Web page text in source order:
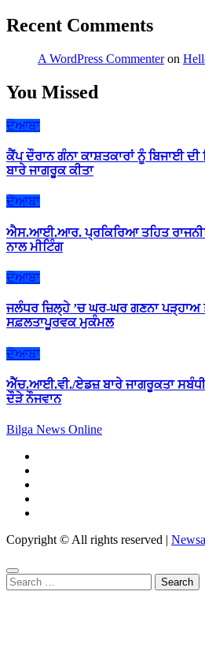
Recent Comments
A WordPress Commenteron
You Missed
ਦੋਆਬਾ
ਕੈਂਪ ਦੌਰਾਨ ਗੰਨਾ ਕਾਸ਼ਤਕਾਰਾਂ ਨੂੰ ਬਿਜਾਈ
ਬਾਰੇ ਜਾਗਰੂਕ ਕੀਤਾ
ਦੋਆਬਾ
ਐਸ.ਆਈ.ਆਰ. ਪ੍ਰਕਿਰਿਆ ਤਹਿਤ
ਨਾਲ ਮੀਟਿੰਗ
ਦੋਆਬਾ
ਜਲੰਧਰ ਜ਼ਿਲ੍ਹੇ ’ਚ ਘਰ-ਘਰ ਗਣਨਾ ਪੜ੍ਹਾਅ
ਸਫ਼ਲਤਾਪੂਰਵਕ ਮੁਕੰਮਲ
ਦੋਆਬਾ
ਐੱਚ.ਆਈ.ਵੀ./ਏਡਜ਼ ਬਾਰੇ ਜਾਗਰੂਕਤਾ ਸਬੰਧੀ
ਦੌੜੇ ਨੌਜਵਾਨ
Bilga News Online
Copyright © All rights reserved |
Search
for: